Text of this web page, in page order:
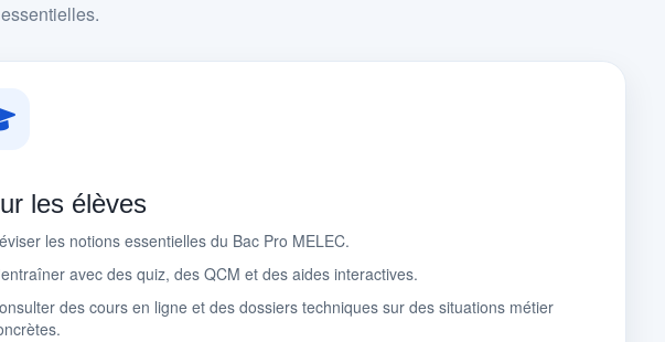
les élèves
les notions essentielles du Bac Pro MELEC.
avec des quiz, des QCM et des aides interactives.
des cours en ligne et des dossiers techniques sur des situations métier